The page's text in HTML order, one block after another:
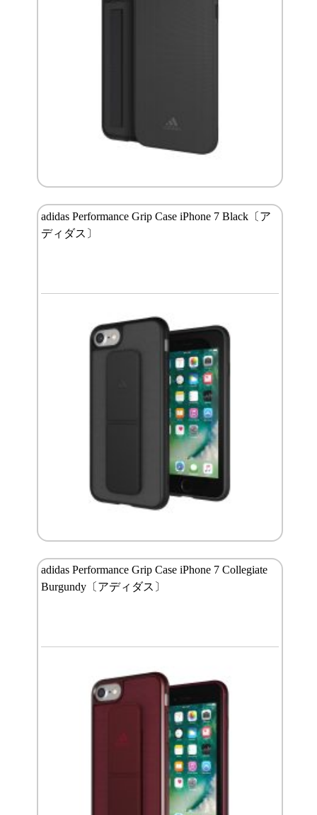
adidas Performance Grip Case iPhone 7 Black〔ア
ディダス〕
adidas Performance Grip Case iPhone 7 Collegiate
Burgundy〔アディダス〕